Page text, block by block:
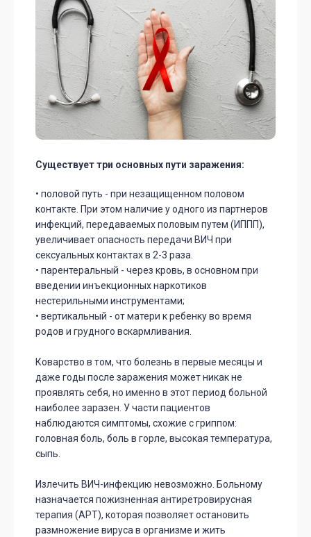
Существует три основных пути заражения:
• половой путь - при незащищенном половом
контакте. При этом наличие у одного из партнеров
инфекций, передаваемых половым путем (ИППП),
увеличивает опасность передачи ВИЧ при
сексуальных контактах в 2-3 раза.
• парентеральный - через кровь, в основном при
введении инъекционных наркотиков
нестерильными инструментами;
• вертикальный - от матери к ребенку во время
родов и грудного вскармливания.
Коварство в том, что болезнь в первые месяцы и
даже годы после заражения может никак не
проявлять себя, но именно в этот период больной
наиболее заразен. У части пациентов
наблюдаются симптомы, схожие с гриппом:
головная боль, боль в горле, высокая температура,
сыпь.
Излечить ВИЧ-инфекцию невозможно. Больному
назначается пожизненная антиретровирусная
терапия (АРТ), которая позволяет остановить
размножение вируса в организме и жить